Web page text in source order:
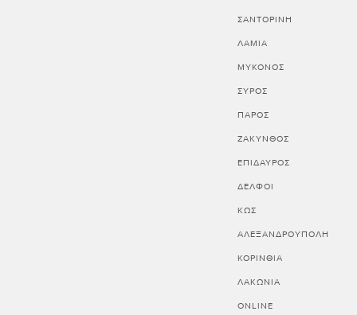
ΣΑΝΤΟΡΙΝΗ
ΛΑΜΙΑ
ΜΥΚΟΝΟΣ
ΣΥΡΟΣ
ΠΑΡΟΣ
ΖΑΚΥΝΘΟΣ
ΕΠΙΔΑΥΡΟΣ
ΔΕΛΦΟΙ
ΚΩΣ
ΑΛΕΞΑΝΔΡΟΥΠΟΛΗ
ΚΟΡΙΝΘΊΑ
ΛΑΚΩΝΊΑ
ONLINE